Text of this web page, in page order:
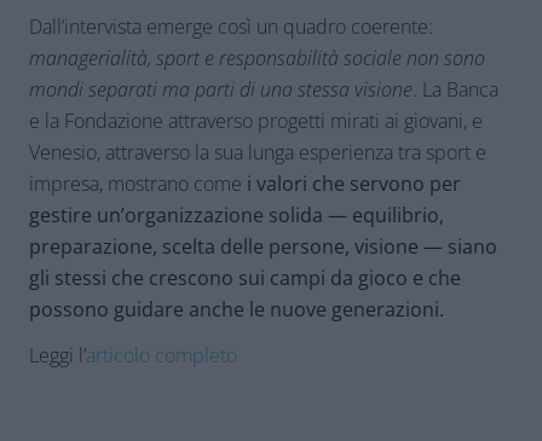
Dall’intervista emerge così un quadro coerente:
managerialità, sport e responsabilità sociale non sono
mondi separati ma parti di una stessa visione. La Banca
e la Fondazione attraverso progetti mirati ai giovani, e
Venesio, attraverso la sua lunga esperienza tra sport e
impresa, mostrano come i valori che servono per
gestire un’organizzazione solida — equilibrio,
preparazione, scelta delle persone, visione — siano
gli stessi che crescono sui campi da gioco e che
possono guidare anche le nuove generazioni.
Leggi l’articolo completo